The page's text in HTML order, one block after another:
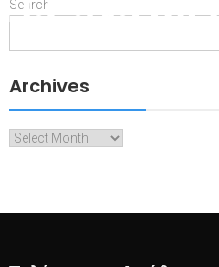
Search
Archives
Archives